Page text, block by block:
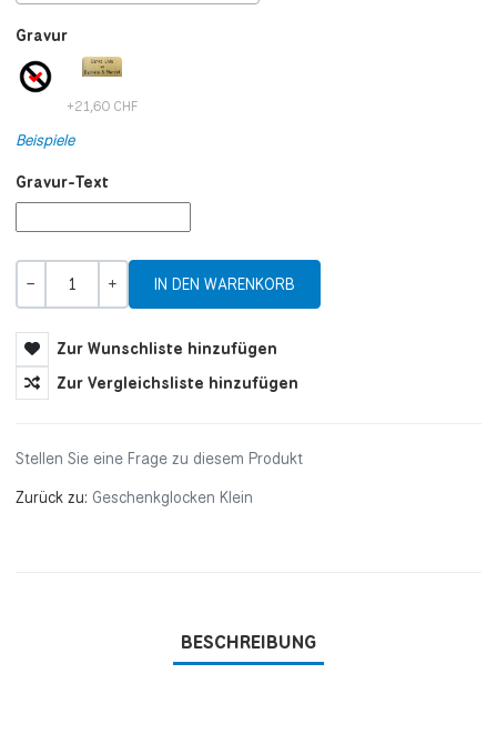
Gravur
+21,60 CHF
Beispiele
Gravur-Text
Zur Wunschliste hinzufügen
Zur Vergleichsliste hinzufügen
Stellen Sie eine Frage zu diesem Produkt
Zurück zu: Geschenkglocken Klein
BESCHREIBUNG